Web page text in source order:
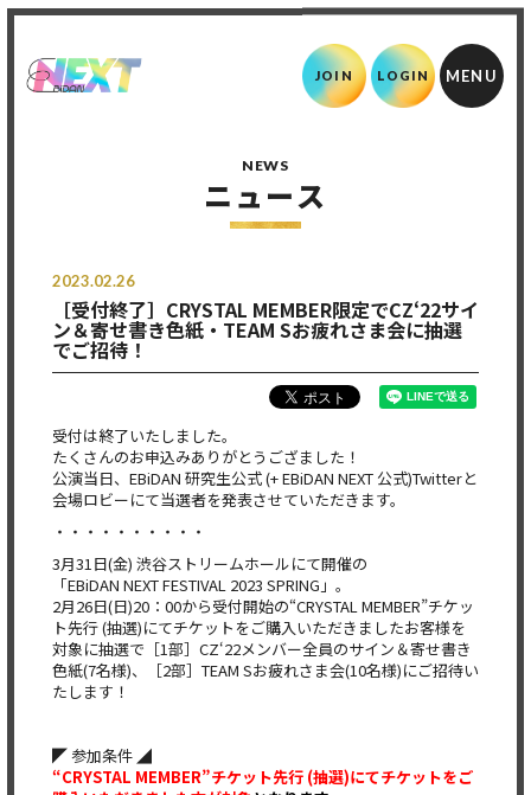
JOIN LOGIN
NEWS
ニュース
2023.02.26
［受付終了］CRYSTAL MEMBER限定でCZ‘22サイ
ン＆寄せ書き色紙・TEAM Sお疲れさま会に抽選
でご招待！
受付は終了いたしました。
たくさんのお申込みありがとうござました！
公演当日、EBiDAN 研究生公式 (+ EBiDAN NEXT 公式)Twitterと
会場ロビーにて当選者を発表させていただきます。
・・・・・・・・・・​
3月31日(金) 渋谷ストリームホールにて開催の
「EBiDAN NEXT FESTIVAL 2023 SPRING」。
2月26日(日)20：00から受付開始の“CRYSTAL MEMBER”チケッ
ト先行 (抽選)にてチケットをご購入いただきましたお客様を
対象に抽選で［1部］CZ‘22メンバー全員のサイン＆寄せ書き
色紙(7名様)、［2部］TEAM Sお疲れさま会(10名様)にご招待い
たします！
◤ 参加条件 ◢
“CRYSTAL MEMBER”チケット先行 (抽選)にてチケットをご